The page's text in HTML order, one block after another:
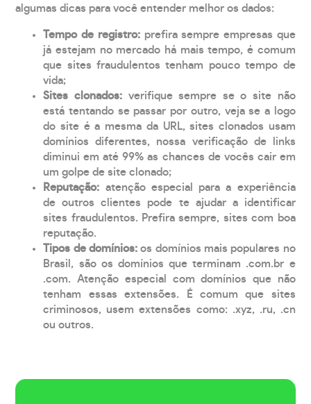
algumas dicas para você entender melhor os dados:
Tempo de registro: prefira sempre empresas que
já estejam no mercado há mais tempo, é comum
que sites fraudulentos tenham pouco tempo de
vida;
Sites clonados: verifique sempre se o site não
está tentando se passar por outro, veja se a logo
do site é a mesma da URL, sites clonados usam
domínios diferentes, nossa verificação de links
diminui em até 99% as chances de vocês cair em
um golpe de site clonado;
Reputação: atenção especial para a experiência
de outros clientes pode te ajudar a identificar
sites fraudulentos. Prefira sempre, sites com boa
reputação.
Tipos de domínios:os domínios mais populares no
Brasil, são os domínios que terminam .com.br e
.com. Atenção especial com domínios que não
tenham essas extensões. É comum que sites
criminosos, usem extensões como: .xyz, .ru, .cn
ou outros.